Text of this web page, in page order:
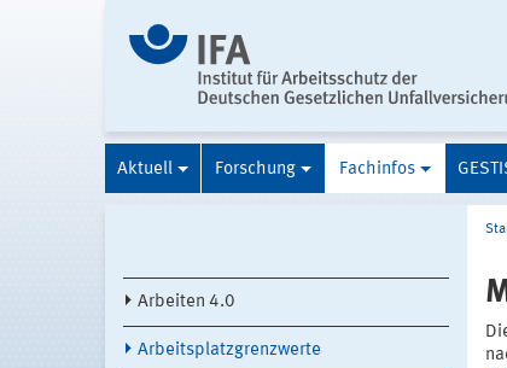
Aktuell Forschung Fachinfos
Arbeiten 4.0
Arbeitsplatzgrenzwerte